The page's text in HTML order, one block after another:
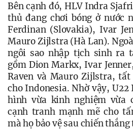
Bên cạnh đó, HLV Indra
thủ đang chơi bóng ở nước
Ferdinan (Slovakia), Ivar
Mauro Zijlstra (Hà Lan).
ngôi sao nhập tịch sinh ra
gồm Dion Markx, Ivar
Raven và Mauro Zijlstra,
cho Indonesia. Nhờ vậy,
hình vừa kinh nghiệm vừa
cạnh tranh mạnh mẽ cho
mà họ bảo vệ sau chiến thắng